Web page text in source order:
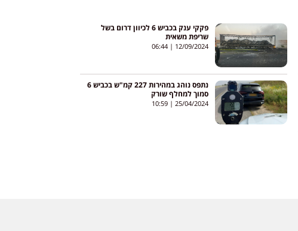
פקקי ענק בכביש 6 לכיוון דרום בשל
שריפת משאית
12/09/2024
06:44
נתפס נוהג במהירות 227 קמ"ש בכביש 6
סמוך למחלף שורק
25/04/2024
10:59